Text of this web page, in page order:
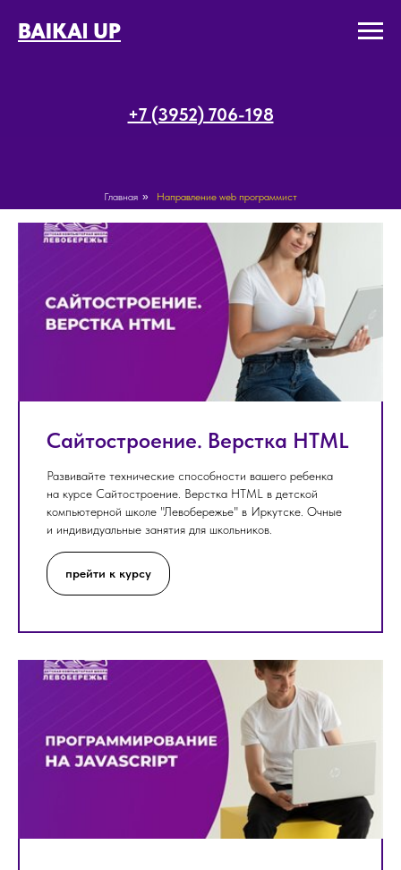
BAIKAl UP
+7 (3952) 706-198
Главная » Направление web программист
Сайтостроение. Верстка HTML
Развивайте технические способности вашего ребенка
на курсе Сайтостроение. Верстка HTML в детской
компьютерной школе "Левобережье" в Иркутске. Очные
и индивидуальные занятия для школьников.
прейти к курсу